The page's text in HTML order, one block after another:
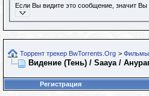
Если Вы видите это сообщение, значит
Торрент трекер BwTorrents.Org > Фильмы
Видение (Тень) / Saaya /
Регистрация